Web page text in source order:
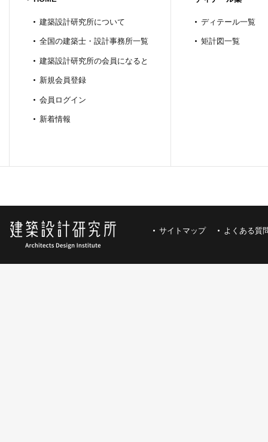
建築設計研究所について
全国の建築士・設計事務所一覧
建築設計研究所の会員になると
新規会員登録
会員ログイン
新着情報
ディテール一覧
矩計図一覧
サイトマップ よくある質